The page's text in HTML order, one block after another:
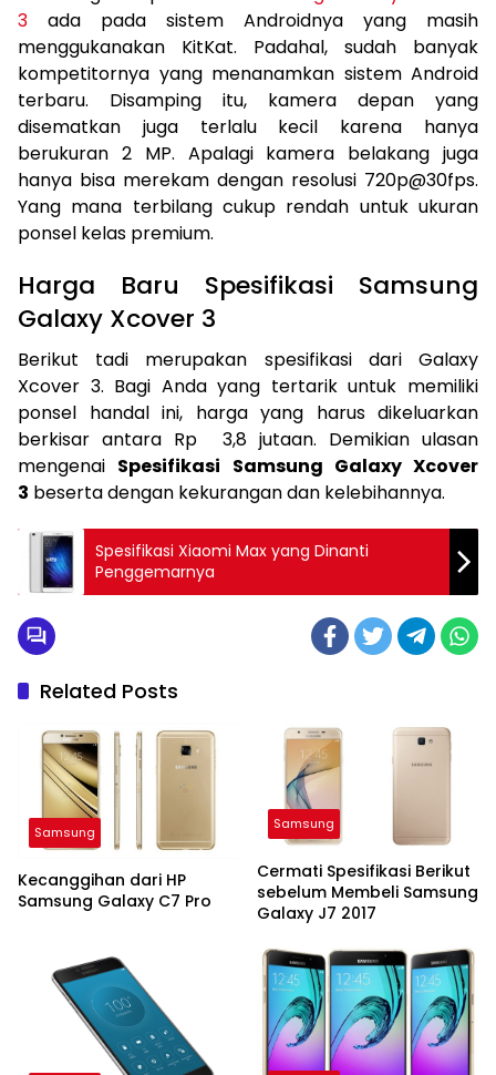
3 ada pada sistem Androidnya yang masih
menggukanakan KitKat. Padahal, sudah banyak
kompetitornya yang menanamkan sistem Android
terbaru. Disamping itu, kamera depan yang
disematkan juga terlalu kecil karena hanya
berukuran 2 MP. Apalagi kamera belakang juga
hanya bisa merekam dengan resolusi 720p@30fps.
Yang mana terbilang cukup rendah untuk ukuran
ponsel kelas premium.
Harga Baru Spesifikasi Samsung
Galaxy Xcover 3
Berikut tadi merupakan spesifikasi dari Galaxy
Xcover 3. Bagi Anda yang tertarik untuk memiliki
ponsel handal ini, harga yang harus dikeluarkan
berkisar antara Rp 3,8 jutaan. Demikian ulasan
mengenai Spesifikasi Samsung Galaxy Xcover
3 beserta dengan kekurangan dan kelebihannya.
Spesifikasi Xiaomi Max yang Dinanti
Penggemarnya
Related Posts
Samsung
Kecanggihan dari HP
Samsung Galaxy C7 Pro
Samsung
Cermati Spesifikasi Berikut
sebelum Membeli Samsung
Galaxy J7 2017